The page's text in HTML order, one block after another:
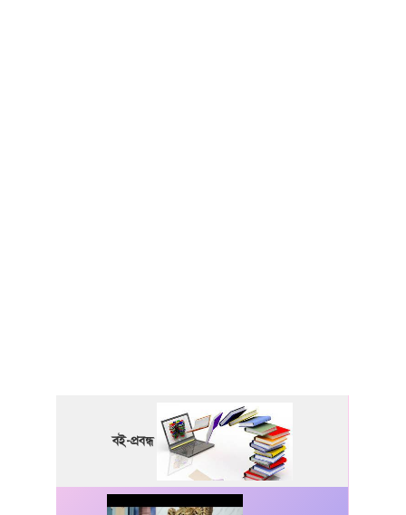
বই-প্রবন্ধ